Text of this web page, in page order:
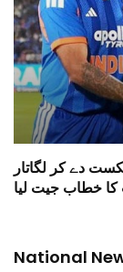
دے کر لگاتار
National